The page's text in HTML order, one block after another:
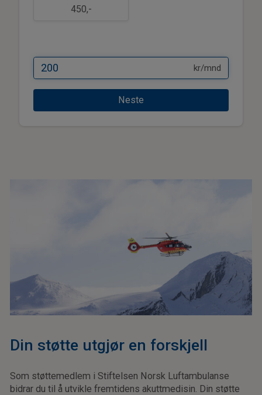
450,-
kr/mnd
Neste
Din støtte utgjør en forskjell
Som støttemedlem i Stiftelsen Norsk Luftambulanse
bidrar du til å utvikle fremtidens akuttmedisin. Din støtte